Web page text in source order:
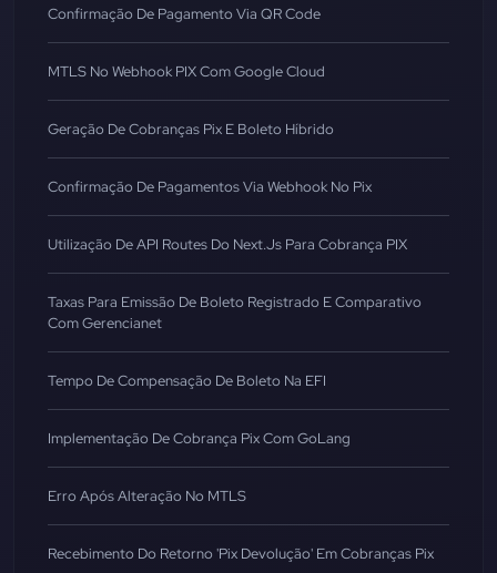
Confirmação De Pagamento Via QR Code
MTLS No Webhook PIX Com Google Cloud
Geração De Cobranças Pix E Boleto Híbrido
Confirmação De Pagamentos Via Webhook No Pix
Utilização De API Routes Do Next.js Para Cobrança PIX
Taxas Para Emissão De Boleto Registrado E Comparativo
Com Gerencianet
Tempo De Compensação De Boleto Na EFI
Implementação De Cobrança Pix Com GoLang
Erro Após Alteração No MTLS
Recebimento Do Retorno 'Pix Devolução' Em Cobranças Pix